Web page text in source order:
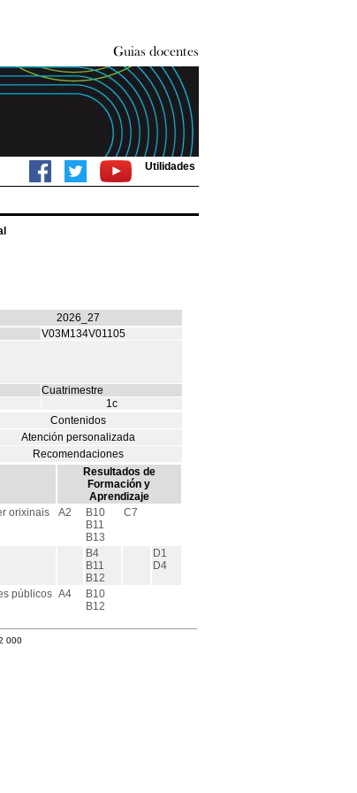
Utilidades
2026_27
V03M134V01105
Cuatrimestre
1c
Contenidos
Atención personalizada
Recomendaciones
Resultados de
Formación y
Aprendizaje
orixinais
A2
B10
B11
B13
C7
B4
B11
B12
D1
D4
públicos A4
B10
B12
000